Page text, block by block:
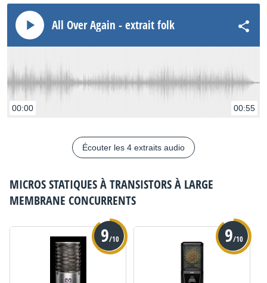
All Over Again - extrait folk
00:00 00:55
Écouter les 4 extraits audio
MICROS STATIQUES À TRANSISTORS À LARGE
MEMBRANE CONCURRENTS
9/10 9/10